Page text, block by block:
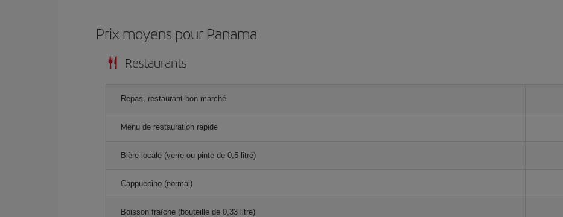
Prix ​​moyens pour Panama
Restaurants
Repas, restaurant bon marché
Menu de restauration rapide
Bière locale (verre ou pinte de 0,5 litre)
Cappuccino (normal)
Boisson fraîche (bouteille de 0,33 litre)